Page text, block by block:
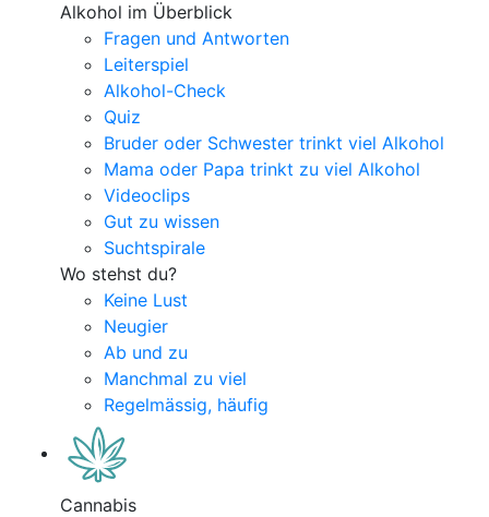
Alkohol im Überblick
Fragen und Antworten
Leiterspiel
Alkohol-Check
Quiz
Bruder oder Schwester trinkt viel Alkohol
Mama oder Papa trinkt zu viel Alkohol
Videoclips
Gut zu wissen
Suchtspirale
Wo stehst du?
Keine Lust
Neugier
Ab und zu
Manchmal zu viel
Regelmässig, häufig
Cannabis